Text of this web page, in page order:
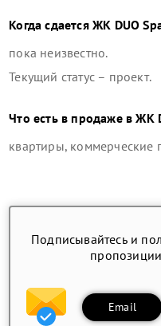
Когда сдаетсяЖК DUO
пока неизвестно.
Текущий статус – проект.
Что есть в продаже вЖК
квартиры, коммерческие
Подписывайтесь и
Email